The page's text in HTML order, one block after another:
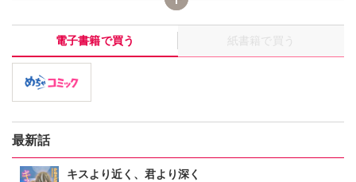
望台デートで突然の転校を告げられて…。「俺は朱里を大好きだ
から、どこにいてもかわらない」その言葉を信じ私達は永遠を誓
い合った。それなのに、夏休み明けに朱里に届いた知らせはあま
りにも残酷で…。あれから約1年、再び夏が巡ってきた。朱里はバ
イト先の海の家で、理央という大学生と一緒に働くことになっ
て…。
電子書籍で買う 紙書籍で買う
最新話
キスより近く、君より深く